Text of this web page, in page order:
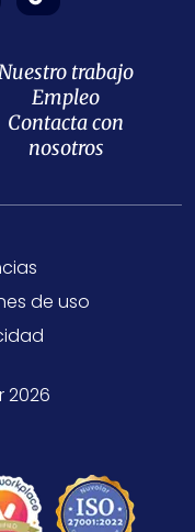
trabajo
Empleo
Contacta con
nosotros
de uso
2026